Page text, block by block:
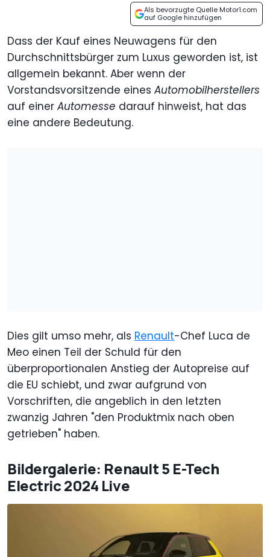
Als bevorzugte Quelle Motor1.com
auf Google hinzufügen
Dass der Kauf eines Neuwagens für den
Durchschnittsbürger zum Luxus geworden ist, ist
allgemein bekannt. Aber wenn der
Vorstandsvorsitzende eines Automobilherstellers
auf einer Automesse darauf hinweist, hat das
eine andere Bedeutung.
Dies gilt umso mehr, als Renault-Chef Luca de
Meo einen Teil der Schuld für den
überproportionalen Anstieg der Autopreise auf
die EU schiebt, und zwar aufgrund von
Vorschriften, die angeblich in den letzten
zwanzig Jahren "den Produktmix nach oben
getrieben" haben.
Bildergalerie: Renault 5 E-Tech
Electric 2024 Live